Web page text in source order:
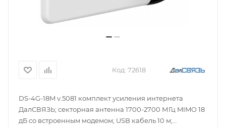
Код: 72618
DS-4G-18M v.5081 комплект усиления интернета
ДалСВЯЗЬ; секторная антенна 1700-2700 МГц MIMO 18
дБ со встроенным модемом; USB кабель 10 м;